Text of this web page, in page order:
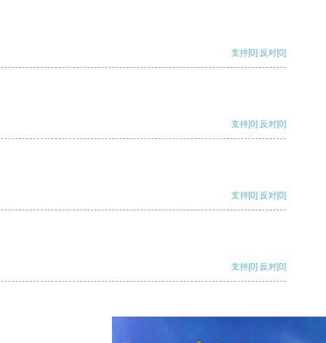
支持[0] 反对[0]
支持[0] 反对[0]
支持[0] 反对[0]
支持[0] 反对[0]